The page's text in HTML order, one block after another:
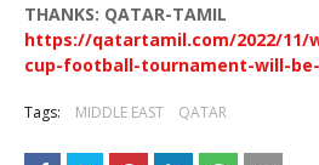
THANKS: QATAR-TAMIL
https://qatartamil.com/2022/
cup-football-tournament-will-
Tags: MIDDLE EAST QATAR